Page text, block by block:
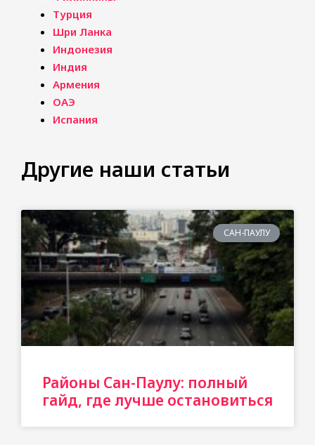
Турция
Шри Ланка
Индонезия
Индия
Армения
ОАЭ
Испания
Другие наши статьи
САН-ПАУЛУ
Районы Сан-Паулу: полный
гайд, где лучше остановиться